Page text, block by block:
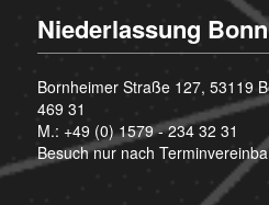
Niederlassung Bonn
Bornheimer Straße 127, 53119
469 31
M.: +49 (0) 1579 - 234 32 31
Besuch nur nach